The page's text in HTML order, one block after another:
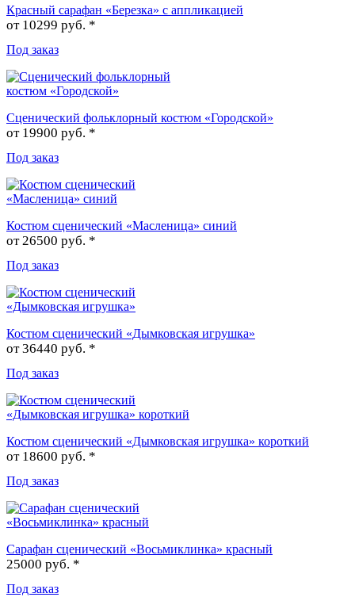
Красный сарафан «Березка» с аппликацией
от 10299 руб. *
Под заказ
Сценический фольклорный костюм «Городской»
от 19900 руб. *
Под заказ
Костюм сценический «Масленица» синий
от26500 руб. *
Под заказ
Костюм сценический «Дымковская игрушка»
от36440 руб. *
Под заказ
Костюм сценический «Дымковская игрушка» короткий
от 18600 руб. *
Под заказ
Сарафан сценический «Восьмиклинка» красный
25000 руб. *
Под заказ